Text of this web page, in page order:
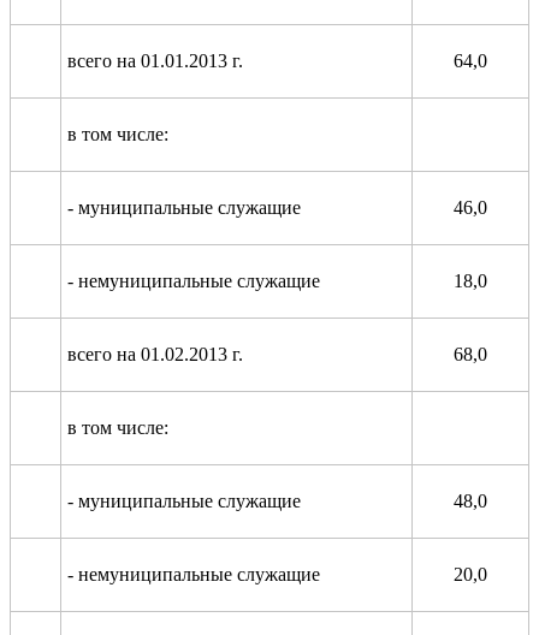
всего на 01.01.2013 г. 64,0
в том числе:
- муниципальные служащие 46,0
- немуниципальные служащие 18,0
всего на 01.02.2013 г. 68,0
в том числе:
- муниципальные служащие 48,0
- немуниципальные служащие 20,0